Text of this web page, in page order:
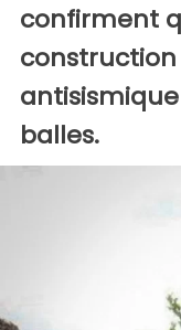
confirment
balles.